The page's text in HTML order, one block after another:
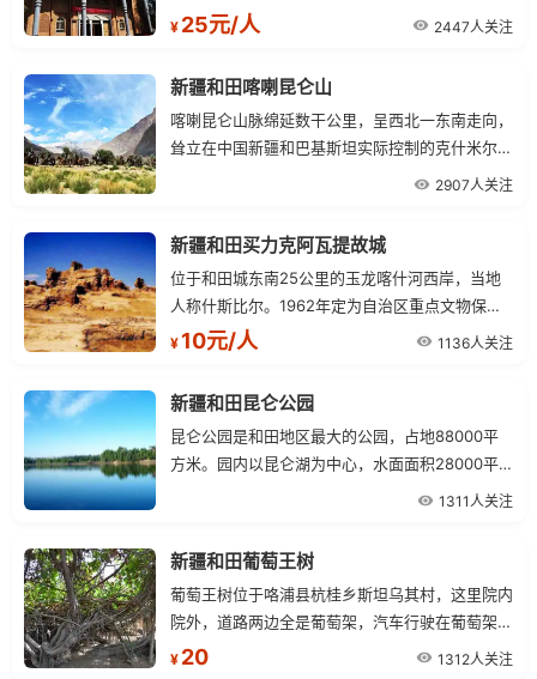
有尼雅遗址、园沙古城、热瓦克佛寺遗址、山普鲁
¥ 25元/人 2447人关注
新疆和田喀喇昆仑山
喀喇昆仑山脉绵延数干公里，呈西北一东南走向，
耸立在中国新疆和巴基斯坦实际控制的克什米尔边
界上。喀喇昆仑山是世界中、低纬山岳冰川最发育
2907人关注
新疆和田买力克阿瓦提故城
位于和田城东南25公里的玉龙喀什河西岸，当地
人称什斯比尔。1962年定为自治区重点文物保护
单位。遗址南北长十公里，东西宽两公里。该城建
¥ 10元/人 1136人关注
新疆和田昆仑公园
昆仑公园是和田地区最大的公园，占地88000平
方米。园内以昆仑湖为中心，水面面积28000平
方米。昆仑湖东部、南部岸线平直，东北角狭长。
1311人关注
新疆和田葡萄王树
葡萄王树位于咯浦县杭桂乡斯坦乌其村，这里院内
院外，道路两边全是葡萄架，汽车行驶在葡萄架
下，仿佛是在穿越茂密的丛林，葡萄树王位于一座
¥ 20 1312人关注